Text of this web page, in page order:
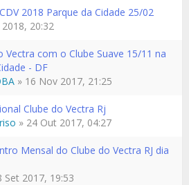
2018 Parque da Cidade 25/02
20:32
Vectra com o Clube Suave 15/11 na
- DF
» 16 Nov 2017, 21:25
Clube do Vectra Rj
» 24 Out 2017, 04:27
Mensal do Clube do Vectra RJ dia
Set 2017, 19:53